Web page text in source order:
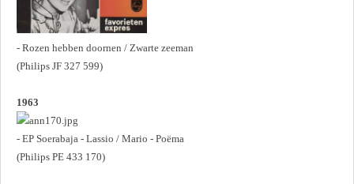
- Rozen hebben doornen / Zwarte zeeman
(Philips JF 327 599)
1963
- EP Soerabaja - Lassio / Mario - Poëma
(Philips PE 433 170)